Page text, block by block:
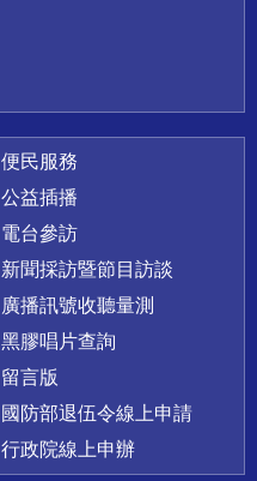
便民服務
公益插播
電台參訪
新聞採訪暨節目訪談
廣播訊號收聽量測
黑膠唱片查詢
留言版
國防部退伍令線上申請
行政院線上申辦